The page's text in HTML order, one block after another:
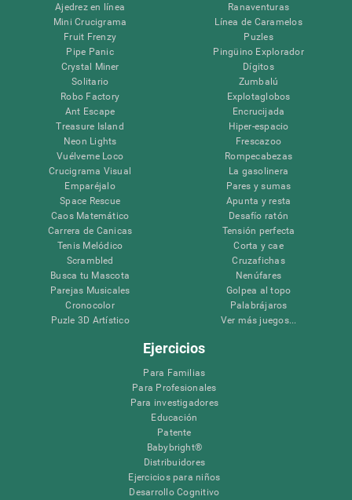
Ajedrez en línea
Mini Crucigrama
Fruit Frenzy
Pipe Panic
Crystal Miner
Solitario
Robo Factory
Ant Escape
Treasure Island
Neon Lights
Vuélveme Loco
Crucigrama Visual
Emparéjalo
Space Rescue
Caos Matemático
Carrera de Canicas
Tenis Melódico
Scrambled
Busca tu Mascota
Parejas Musicales
Cronocolor
Puzle 3D Artístico
Ranaventuras
Línea de Caramelos
Puzles
Pingüino Explorador
Dígitos
Zumbalú
Explotaglobos
Encrucijada
Hiper-espacio
Frescazoo
Rompecabezas
La gasolinera
Pares y sumas
Apunta y resta
Desafío ratón
Tensión perfecta
Corta y cae
Cruzafichas
Nenúfares
Golpea al topo
Palabrájaros
Ver más juegos...
Ejercicios
Para Familias
Para Profesionales
Para investigadores
Educación
Patente
Babybright®
Distribuidores
Ejercicios para niños
Desarrollo Cognitivo